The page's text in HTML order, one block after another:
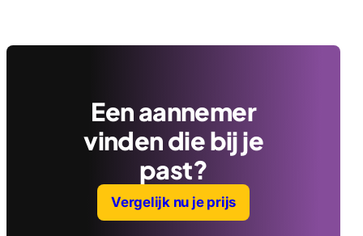
Een aannemer
vinden die bij je
past?
Vergelijk nu je prijs